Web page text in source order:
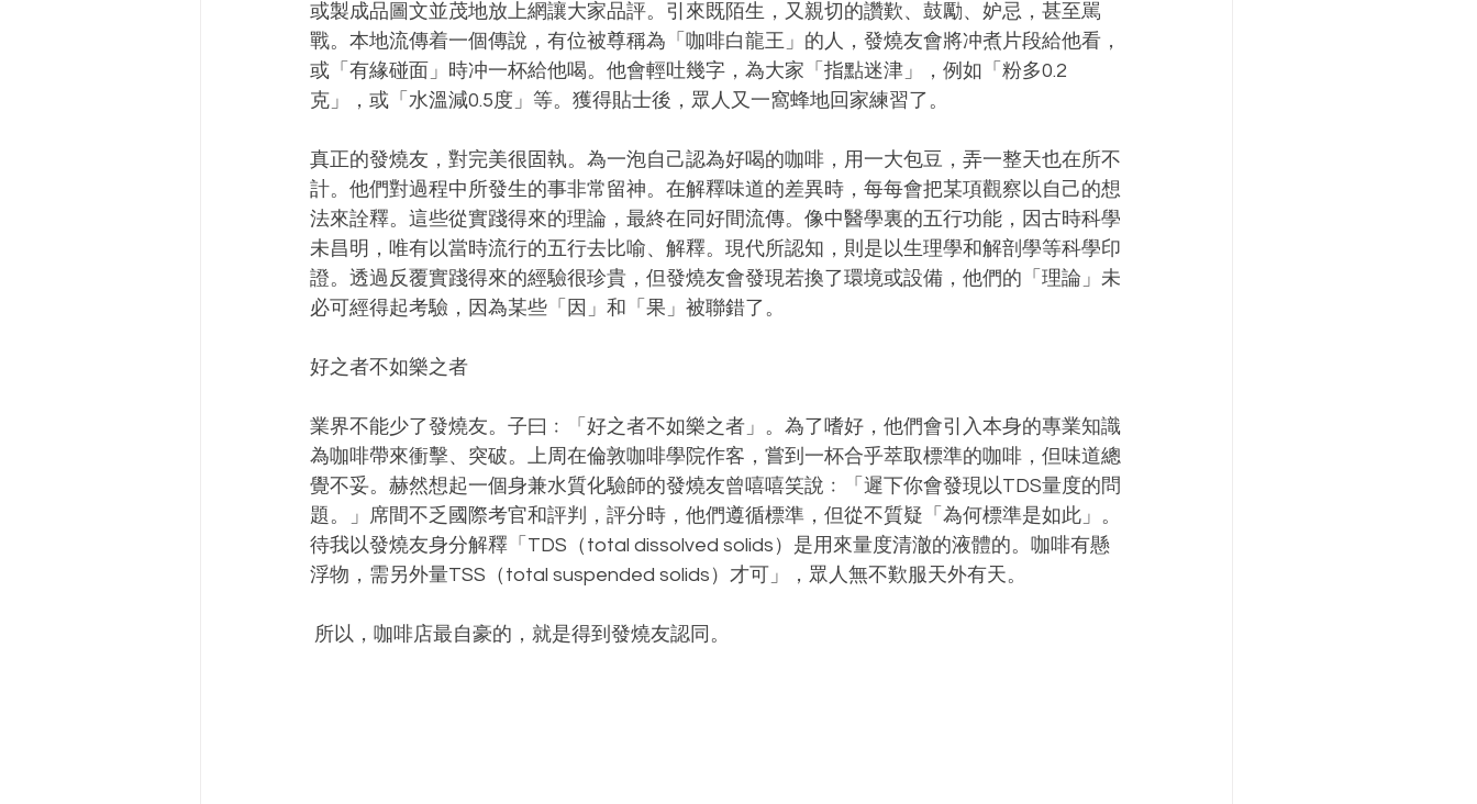
或製成品圖文並茂地放上網讓大家品評。引來既陌生，又親切的讚歎、鼓勵、妒忌，甚至駡
戰。本地流傳着一個傳說，有位被尊稱為「咖啡白龍王」的人，發燒友會將冲煮片段給他看，
或「有緣碰面」時冲一杯給他喝。他會輕吐幾字，為大家「指點迷津」，例如「粉多0.2
克」，或「水溫減0.5度」等。獲得貼士後，眾人又一窩蜂地回家練習了。
真正的發燒友，對完美很固執。為一泡自己認為好喝的咖啡，用一大包豆，弄一整天也在所不
計。他們對過程中所發生的事非常留神。在解釋味道的差異時，每每會把某項觀察以自己的想
法來詮釋。這些從實踐得來的理論，最終在同好間流傳。像中醫學裏的五行功能，因古時科學
未昌明，唯有以當時流行的五行去比喻、解釋。現代所認知，則是以生理學和解剖學等科學印
證。透過反覆實踐得來的經驗很珍貴，但發燒友會發現若換了環境或設備，他們的「理論」未
必可經得起考驗，因為某些「因」和「果」被聯錯了。
好之者不如樂之者
業界不能少了發燒友。子曰﹕「好之者不如樂之者」。為了嗜好，他們會引入本身的專業知識
為咖啡帶來衝擊、突破。上周在倫敦咖啡學院作客，嘗到一杯合乎萃取標準的咖啡，但味道總
覺不妥。赫然想起一個身兼水質化驗師的發燒友曾嘻嘻笑說﹕「遲下你會發現以TDS量度的問
題。」席間不乏國際考官和評判，評分時，他們遵循標準，但從不質疑「為何標準是如此」。
待我以發燒友身分解釋「TDS（total dissolved solids）是用來量度清澈的液體的。咖啡有懸
浮物，需另外量TSS（total suspended solids）才可」，眾人無不歎服天外有天。
所以，咖啡店最自豪的，就是得到發燒友認同。